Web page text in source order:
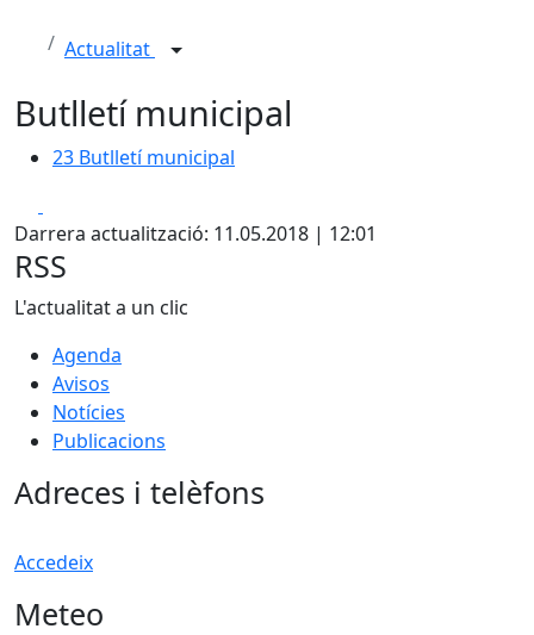
Actualitat
Butlletí municipal
23 Butlletí municipal
Darrera actualització: 11.05.2018 | 12:01
RSS
L'actualitat a un clic
Agenda
Avisos
Notícies
Publicacions
Adreces i telèfons
Accedeix
Meteo